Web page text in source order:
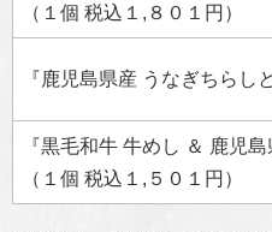
（１個 税込１ , ８０１円）
『鹿児島県産 うなぎちらし
『黒毛和牛 牛めし ＆ 鹿児島
（１個 税込１ , ５０１円）